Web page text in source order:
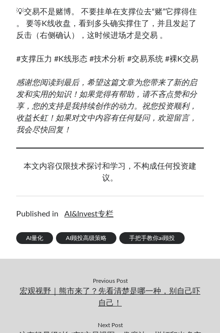
💡交易不是赌博。 不要挂单在支撑位去“赌”它撑得住
。 要等K线收盘，看到多头确实撑住了，并且发起了
反击（右侧确认），这时候进场才是交易 。
#支撑压力 #K线形态 #技术分析 #交易系统 #裸K交易
感谢您阅读到最后，希望这篇文章为您带来了新的启
发和实用的知识！如果觉得有帮助，请不吝点赞和分
享，您的支持是我持续创作的动力。祝您投资顺利，
收益长虹！如果对文中内容有任何疑问，欢迎留言，
我会尽快回复！
本文内容仅限技术探讨和学习，不构成任何投资建
议。
Published in AI&Invest专栏
AI量化 AI顾投高级策略 手把手教你ai顾投
Previous Post
宏观视野｜熊市来了？先看清楚是哪一种，别自己吓
自己！
Next Post